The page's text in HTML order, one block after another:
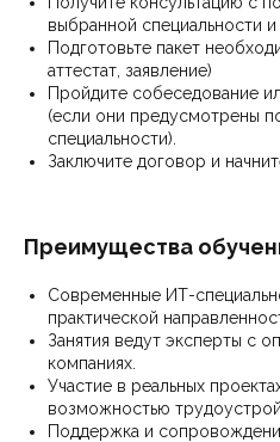
выбранной специальности
Подготовьте пакет
аттестат, заявление)
Пройдите собеседование
(если они предусмотрены
специальности).
Заключите договор и
Преимущества
Современные ИТ-
практической
Занятия ведут эксперты с
компаниях.
Участие в реальных
возможностью
Поддержка и